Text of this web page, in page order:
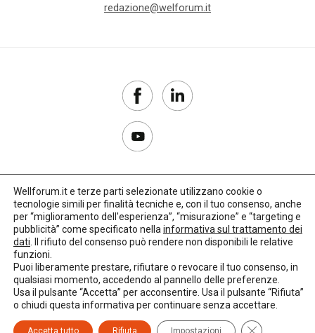
redazione@welforum.it
Copyright 2017–2026
Privacy Policy
Credits: LO Studio
Wellforum.it e terze parti selezionate utilizzano cookie o
tecnologie simili per finalità tecniche e, con il tuo consenso, anche
per “miglioramento dell'esperienza”, “misurazione” e “targeting e
pubblicità” come specificato nella informativa sul trattamento dei
dati . Il rifiuto del consenso può rendere non disponibili le relative
funzioni.
Puoi liberamente prestare, rifiutare o revocare il tuo consenso, in
qualsiasi momento, accedendo al pannello delle preferenze.
Usa il pulsante “Accetta” per acconsentire. Usa il pulsante “Rifiuta”
o chiudi questa informativa per continuare senza accettare.
Accetta tutto Rifiuta Impostazioni Close GDPR